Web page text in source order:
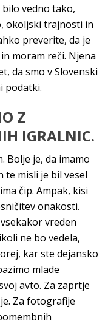
vedno tako,
okoljski trajnosti in
preverite, da je
moram reči. Njena
da smo v Slovenski
podatki.
Z
IGRALNIC.
Bolje je, da imamo
te misli je bil vesel
čip. Ampak, kisi
onakosti.
vreden
ne bo vedela,
kar ste dejansko
mlade
avto. Za zaprtje
Za fotografije